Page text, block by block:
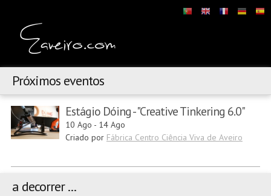
Próximos eventos
Estágio Dóing - "Creative Tinkering 6.0"
10 Ago - 14 Ago
Criado por Fábrica Centro Ciência Viva de Aveiro
a decorrer ...